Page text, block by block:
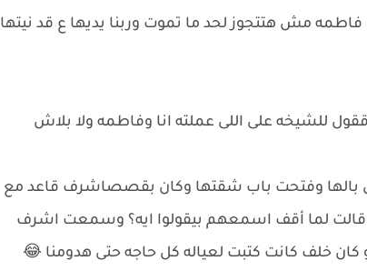
مش هتتجوز لحد ما تموت وربنا يديها ع قد نيتها
للشيخه على اللى عملته انا وفاطمه ولا بلاش
بالها وفتحت باب شقتها وكان بقصصاشرف قاعد مع
لما أقف اسمعهم بيقولوا ايه؟ وسمعت اشرف
كان خلف كانت كتبت لعياله كل حاجه حتى هدومنا 😂